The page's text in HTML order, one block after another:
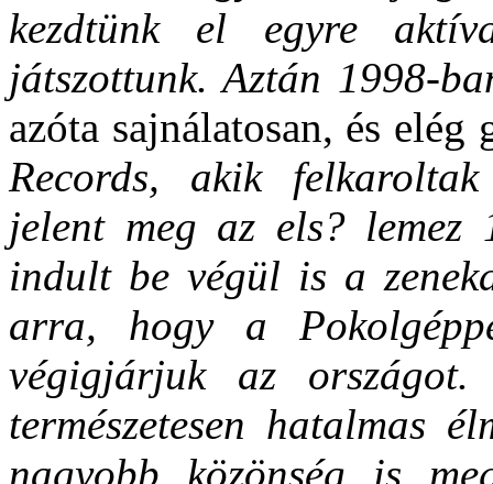
kezdtünk el egyre
játszottunk. Aztán 1998-
azóta sajnálatosan, és
Records, akik
jelent meg az els?
indult be végül is a
arra, hogy a
végigjárjuk az
természetesen hatalmas
nagyobb közönség is